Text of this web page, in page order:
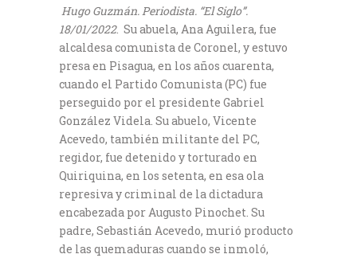
Hugo Guzmán. Periodista. “El Siglo”.
18/01/2022. Su abuela, Ana Aguilera, fue
alcaldesa comunista de Coronel, y estuvo
presa en Pisagua, en los años cuarenta,
cuando el Partido Comunista (PC) fue
perseguido por el presidente Gabriel
González Videla. Su abuelo, Vicente
Acevedo, también militante del PC,
regidor, fue detenido y torturado en
Quiriquina, en los setenta, en esa ola
represiva y criminal de la dictadura
encabezada por Augusto Pinochet. Su
padre, Sebastián Acevedo, murió producto
de las quemaduras cuando se inmoló,